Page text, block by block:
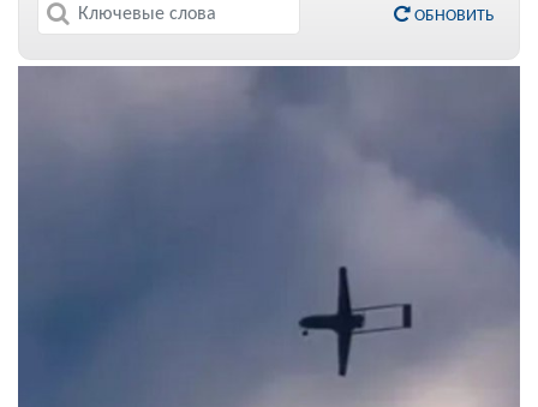
ОБНОВИТЬ